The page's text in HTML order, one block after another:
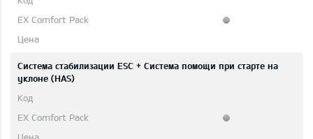
Система стабилизации ESC + Система помощи при старте на
уклоне (HAS)